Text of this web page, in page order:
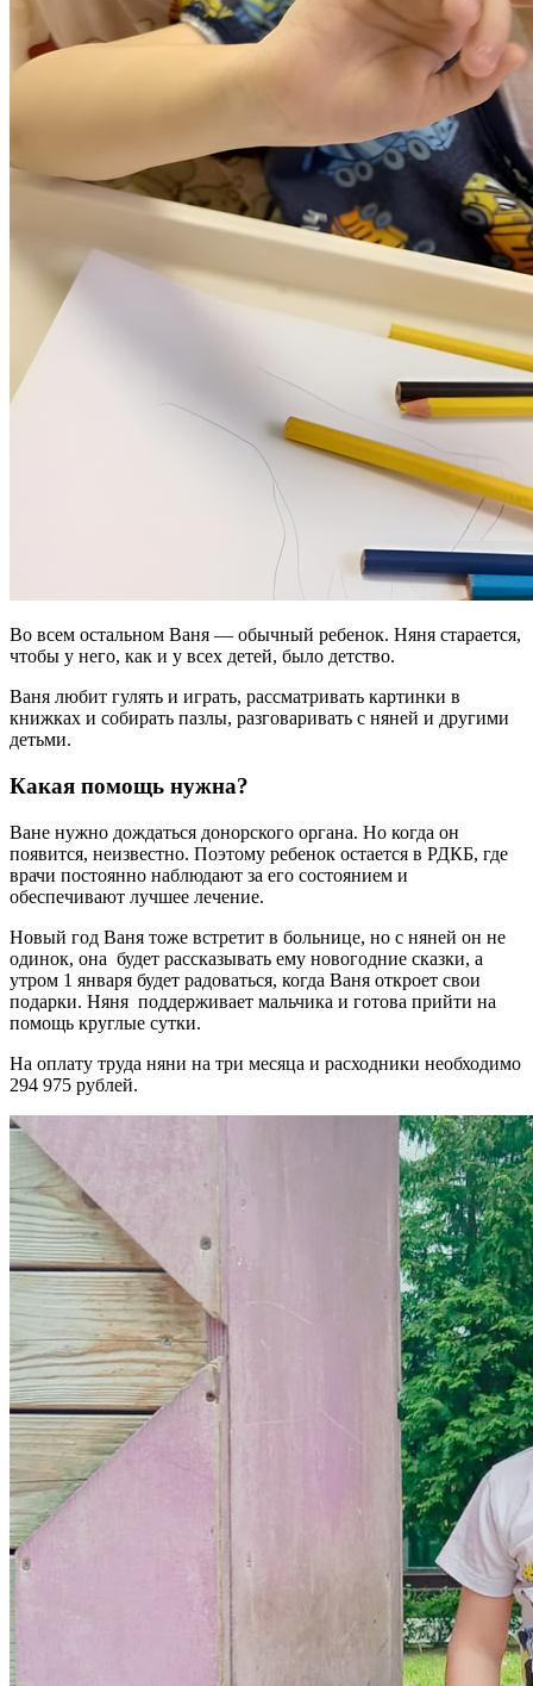
Во всем остальном Ваня — обычный ребенок. Няня старается,
чтобы у него, как и у всех детей, было детство.
Ваня любит гулять и играть, рассматривать картинки в
книжках и собирать пазлы, разговаривать с няней и другими
детьми.
Какая помощь нужна?
Ване нужно дождаться донорского органа. Но когда он
появится, неизвестно. Поэтому ребенок остается в РДКБ, где
врачи постоянно наблюдают за его состоянием и
обеспечивают лучшее лечение.
Новый год Ваня тоже встретит в больнице, но с няней он не
одинок, она будет рассказывать ему новогодние сказки, а
утром 1 января будет радоваться, когда Ваня откроет свои
подарки. Няня поддерживает мальчика и готова прийти на
помощь круглые сутки.
На оплату труда няни на три месяца и расходники необходимо
294 975 рублей.